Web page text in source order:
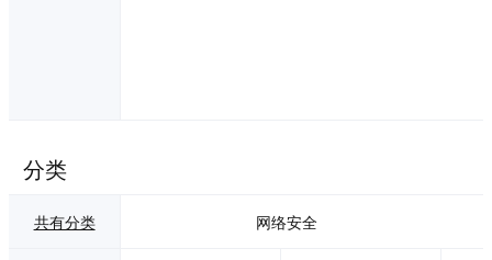
分类
共有分类 网络安全